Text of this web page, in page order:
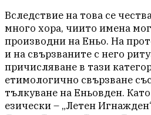
Вследствие на това се
много хора, чиито имена
производни на Еньо. На
и на свързваните с него
причисляване в тази
етимологично свързване
тълкуване на Еньовден.
езически – „Летен